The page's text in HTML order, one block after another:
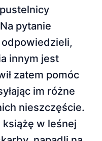
pytanie
innym jest
zatem pomóc
im różne
nieszczęście.
książę w leśnej